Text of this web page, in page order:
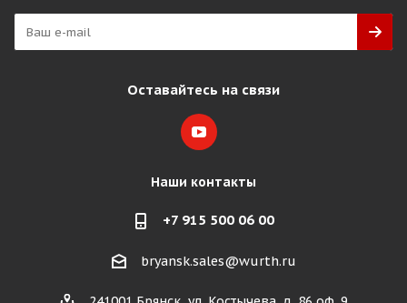
Оставайтесь на связи
Наши контакты
+7 915 500 06 00
bryansk.sales@wurth.ru